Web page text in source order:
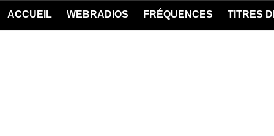
ACCUEIL WEBRADIOS FRÉQUENCES TITRES